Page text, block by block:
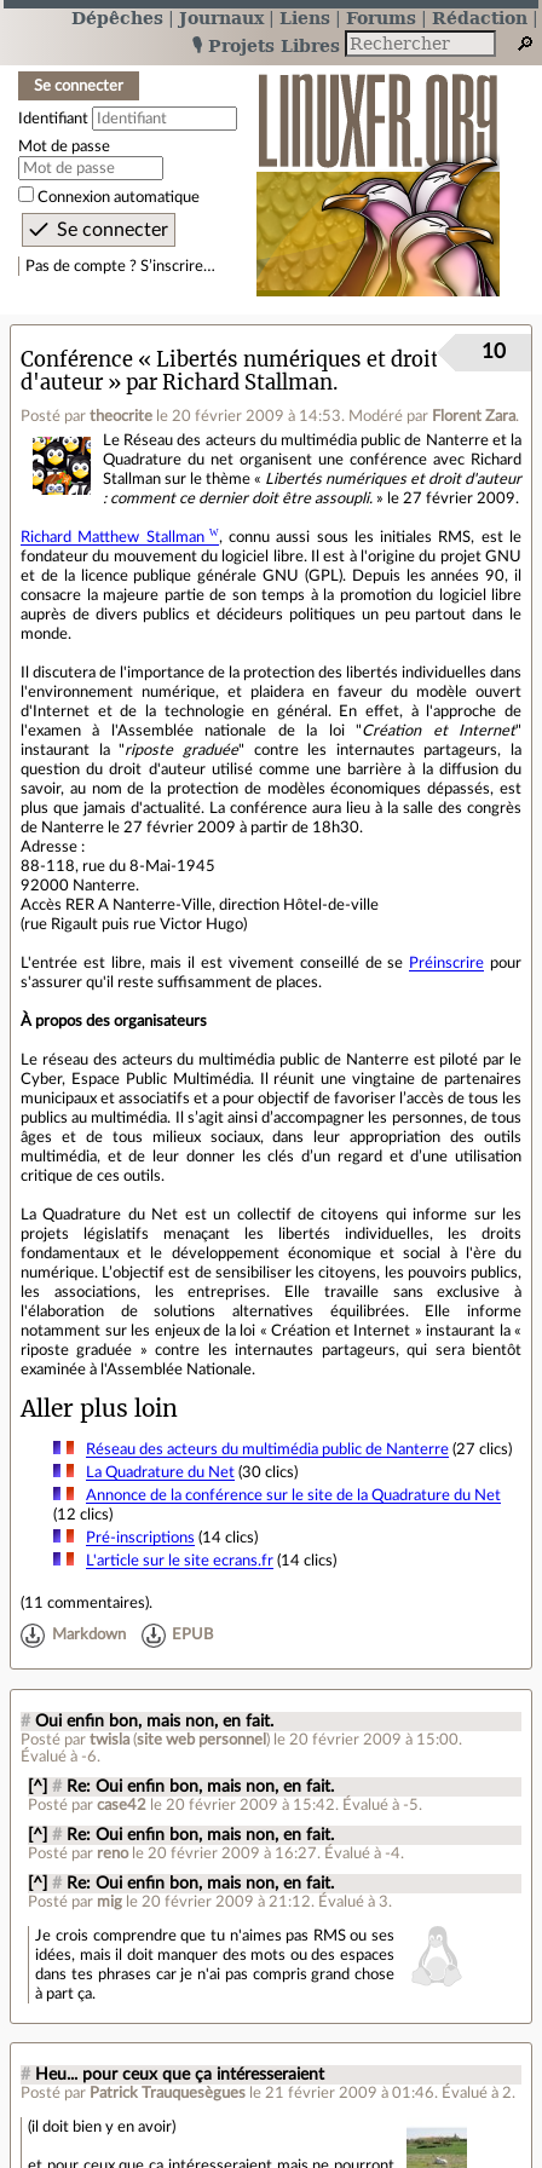
Dépêches Journaux Liens Forums
Rédaction
🎙️ Projets Libres
Se connecter
Identifiant
Mot de passe
Connexion automatique
Pas de compte ? S’inscrire…
Conférence « Libertés numériques et droit
d'auteur » par Richard Stallman.
Posté par theocrite le 20 février 2009 à 14:53. Modéré par Florent Zara.
10
Le Réseau des acteurs du multimédia public de Nanterre et la
Quadrature du net organisent une conférence avec Richard
Stallman sur le thème « Libertés numériques et droit d'auteur
: comment ce dernier doit être assoupli. » le 27 février 2009.
Richard Matthew Stallman
, connu aussi sous les initiales RMS, est le
fondateur du mouvement du logiciel libre. Il est à l'origine du projet GNU
et de la licence publique générale GNU (GPL). Depuis les années 90, il
consacre la majeure partie de son temps à la promotion du logiciel libre
auprès de divers publics et décideurs politiques un peu partout dans le
monde.
Il discutera de l'importance de la protection des libertés individuelles dans
l'environnement numérique, et plaidera en faveur du modèle ouvert
d'Internet et de la technologie en général. En effet, à l'approche de
l'examen à l'Assemblée nationale de la loi "Création et Internet"
instaurant la "riposte graduée" contre les internautes partageurs, la
question du droit d'auteur utilisé comme une barrière à la diffusion du
savoir, au nom de la protection de modèles économiques dépassés, est
plus que jamais d'actualité. La conférence aura lieu à la salle des congrès
de Nanterre le 27 février 2009 à partir de 18h30.
Adresse :
88-118, rue du 8-Mai-1945
92000 Nanterre.
Accès RER A Nanterre-Ville, direction Hôtel-de-ville
(rue Rigault puis rue Victor Hugo)
L'entrée est libre, mais il est vivement conseillé de se Préinscrire pour
s'assurer qu'il reste suffisamment de places.
À propos des organisateurs
Le réseau des acteurs du multimédia public de Nanterre est piloté par le
Cyber, Espace Public Multimédia. Il réunit une vingtaine de partenaires
municipaux et associatifs et a pour objectif de favoriser l’accès de tous les
publics au multimédia. Il s’agit ainsi d’accompagner les personnes, de tous
âges et de tous milieux sociaux, dans leur appropriation des outils
multimédia, et de leur donner les clés d’un regard et d’une utilisation
critique de ces outils.
La Quadrature du Net est un collectif de citoyens qui informe sur les
projets législatifs menaçant les libertés individuelles, les droits
fondamentaux et le développement économique et social à l'ère du
numérique. L’objectif est de sensibiliser les citoyens, les pouvoirs publics,
les associations, les entreprises. Elle travaille sans exclusive à
l'élaboration de solutions alternatives équilibrées. Elle informe
notamment sur les enjeux de la loi « Création et Internet » instaurant la «
riposte graduée » contre les internautes partageurs, qui sera bientôt
examinée à l'Assemblée Nationale.
Aller plus loin
Réseau des acteurs du multimédia public de Nanterre(27 clics)
La Quadrature du Net(30 clics)
Annonce de la conférence sur le site de la Quadrature du Net
(12 clics)
Pré-inscriptions (14 clics)
L'article sur le site ecrans.fr(14 clics)
(11 commentaires).
Markdown EPUB
# Oui enfin bon, mais non, en fait.
Posté par twisla (site web personnel ) le 20 février 2009 à 15:00.
Évalué à -6.
[^] # Re: Oui enfin bon, mais non, en fait.
Posté parcase42 le 20 février 2009 à 15:42. Évalué à -5.
[^] # Re: Oui enfin bon, mais non, en fait.
Posté par reno le 20 février 2009 à 16:27. Évalué à -4.
[^] # Re: Oui enfin bon, mais non, en fait.
Posté par mig le 20 février 2009 à 21:12. Évalué à 3.
Je crois comprendre que tu n'aimes pas RMS ou ses
idées, mais il doit manquer des mots ou des espaces
dans tes phrases car je n'ai pas compris grand chose
à part ça.
# Heu... pour ceux que ça intéresseraient
Posté par Patrick Trauquesègues le 21 février 2009 à 01:46. Évalué à 2.
(il doit bien y en avoir)